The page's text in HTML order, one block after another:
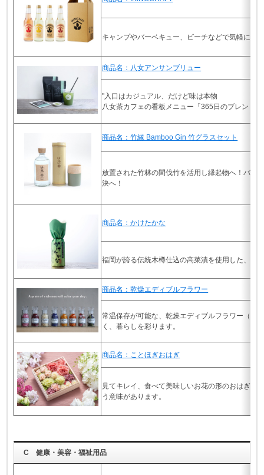
キャンプやバーベキュー、ビーチなどで気軽に飲
商品名：八女アンサンブリュー
"入口はカジュアル、だけど味は本物
八女茶カフェの看板メニュー「365日のブレンド
商品名：竹縁 Bamboo Gin 竹グラスセット
放置された竹林の間伐竹を活用し縁起物へ！バン
決へ！
商品名：かけたかな
福岡が誇る伝統木樽仕込の高菜漬を使用した、高
商品名：乾燥エディブルフラワー
常温保存が可能な、乾燥エディブルフラワー（食
く、暮らしを彩ります。
商品名：ことほぎおはぎ
見てキレイ、食べて美味しいお花の形のおはぎで
う意味があります。
C 健康・美容・福祉用品